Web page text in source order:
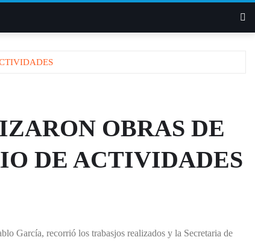
OBRAS DE
DE ACTIVIDADES
García, recorrió los trabasjos realizados y la Secretaria de